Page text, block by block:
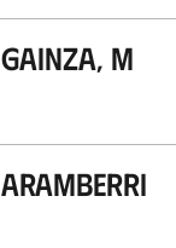
Gainza, M
Aramberri